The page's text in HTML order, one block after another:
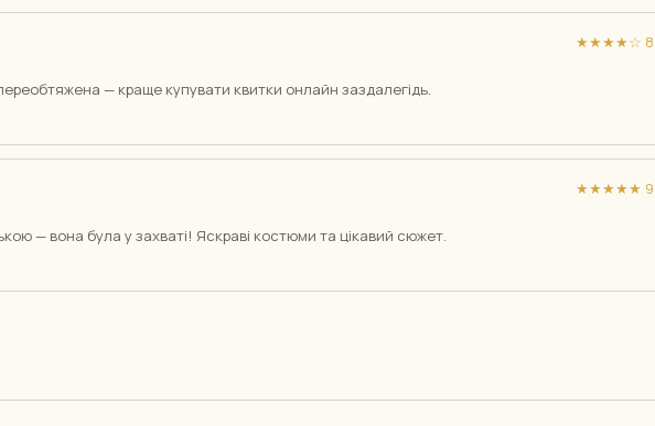
★★★★☆ 8/
— краще купувати квитки онлайн заздалегідь.
★★★★★ 9/
— вона була у захваті! Яскраві костюми та цікавий сюжет.